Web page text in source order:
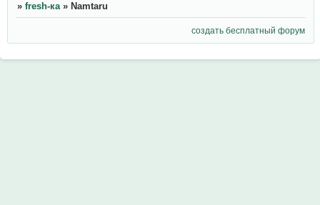
» fresh-ка » Namtaru
создать бесплатный форум